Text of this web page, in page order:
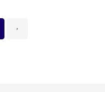
›